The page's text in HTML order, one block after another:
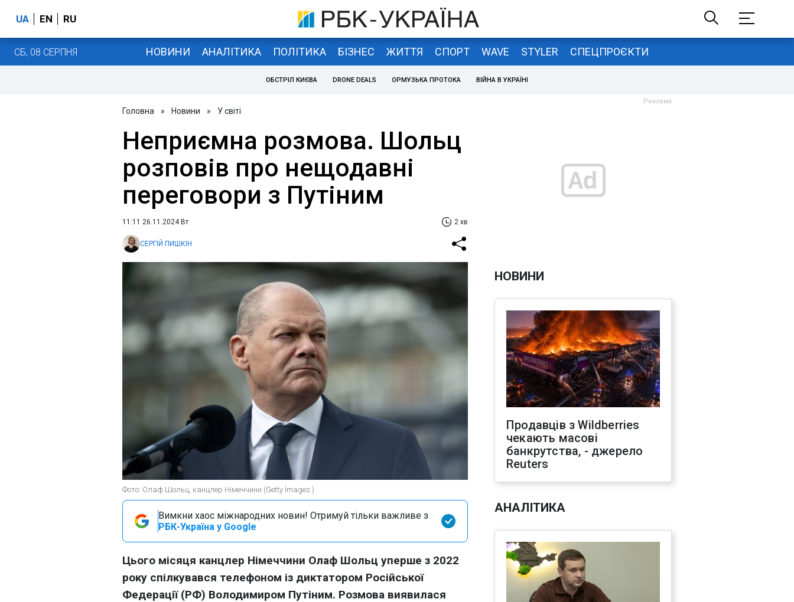
UA EN RU
СБ, 08 СЕРПНЯ НОВИНИ АНАЛІТИКА ПОЛІТИКА БІЗНЕС ЖИТТЯ СПОРТ WAVE STYLER СПЕЦПРОЄКТИ
ОБСТРІЛ КИЄВА DRONE DEALS ОРМУЗЬКА ПРОТОКА ВІЙНА В УКРАЇНІ
Головна » Новини » У світі
Неприємна розмова. Шольц
розповів про нещодавні
переговори з Путіним
11:11 26.11.2024 Вт 2 хв
СЕРГІЙ ПИШКІН
Фото: Олаф Шольц, канцлер Німеччини (Getty Images )
Вимкни хаос міжнародних новин! Отримуй тільки важливе з
РБК-Україна у Google
Цього місяця канцлер Німеччини Олаф Шольц уперше з 2022
року спілкувався телефоном із диктатором Російської
Федерації (РФ) Володимиром Путіним. Розмова виявилася
НОВИНИ
Продавців з Wildberries
чекають масові
банкрутства, - джерело
Reuters
АНАЛІТИКА